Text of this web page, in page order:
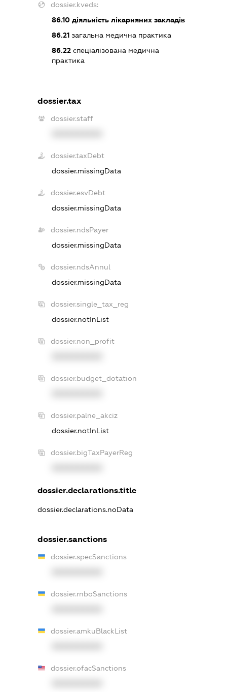
dossier.kveds:
86.10діяльність лікарняних закладів
86.21загальна медична практика
86.22спеціалізована медична
практика
dossier.tax
dossier.staff
dossier.taxDebt
dossier.missingData
dossier.esvDebt
dossier.missingData
dossier.ndsPayer
dossier.missingData
dossier.ndsAnnul
dossier.missingData
dossier.single_tax_reg
dossier.notInList
dossier.non_profit
dossier.budget_dotation
dossier.palne_akciz
dossier.notInList
dossier.bigTaxPayerReg
dossier.declarations.title
dossier.declarations.noData
dossier.sanctions
dossier.specSanctions
dossier.rnboSanctions
dossier.amkuBlackList
dossier.ofacSanctions